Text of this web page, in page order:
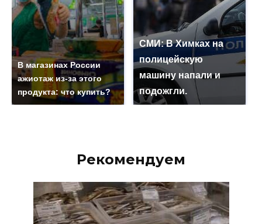
В магазинах России
ажиотаж из-за этого
продукта: что купить?
СМИ: В Химках на
полицейскую
машину напали и
подожгли.
Рекомендуем